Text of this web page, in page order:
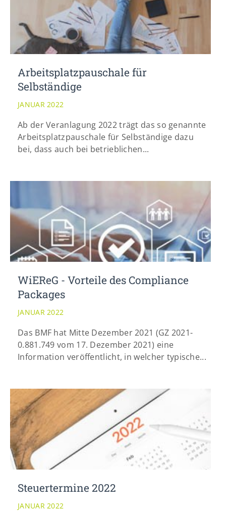
Arbeitsplatzpauschale für
Selbständige
JANUAR 2022
Ab der Veranlagung 2022 trägt das so genannte
Arbeitsplatzpauschale für Selbständige dazu
bei, dass auch bei betrieblichen...
WiEReG - Vorteile des Compliance
Packages
JANUAR 2022
Das BMF hat Mitte Dezember 2021 (GZ 2021-
0.881.749 vom 17. Dezember 2021) eine
Information veröffentlicht, in welcher typische...
Steuertermine 2022
JANUAR 2022